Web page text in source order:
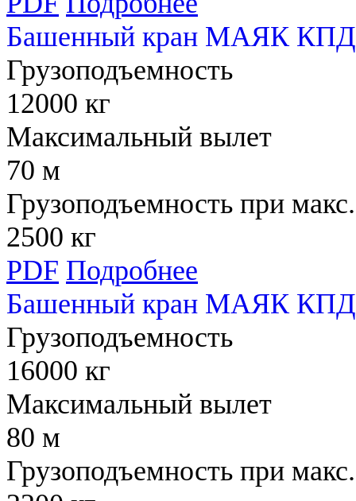
Башенный кран МАЯК КПД
Грузоподъемность
12000 кг
Максимальный вылет
70 м
Грузоподъемность при
2500 кг
PDF Подробнее
Башенный кран МАЯК КПД
Грузоподъемность
16000 кг
Максимальный вылет
80 м
Грузоподъемность при